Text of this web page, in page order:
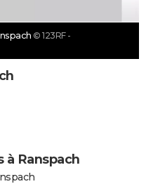
© 123RF -
Ranspach